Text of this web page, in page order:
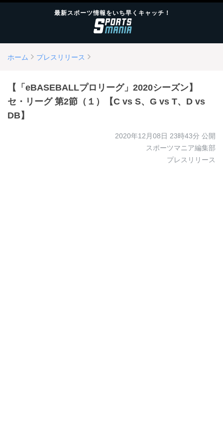
最新スポーツ情報をいち早くキャッチ！
ホーム プレスリリース
【「eBASEBALLプロリーグ」2020シーズン】
セ・リーグ 第2節（１）【C vs S、G vs T、D vs
DB】
2020年12月08日 23時43分 公開
スポーツマニア編集部
プレスリリース